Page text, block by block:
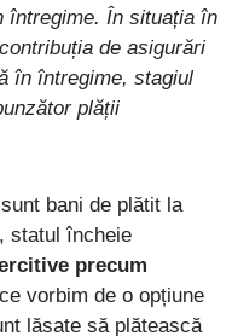
întregime. În situația în
de asigurări
în întregime, stagiul
plății
bani de plătit la
statul încheie
precum
vorbim de o opțiune
lăsate să plătească